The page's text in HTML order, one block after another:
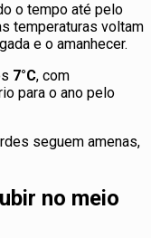
o tempo até pelo
temperaturas voltam
e o amanhecer.
7°C, com
para o ano pelo
seguem amenas,
no meio